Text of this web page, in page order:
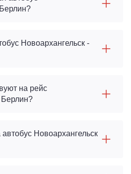
Новоархангельск -
на рейс
Берлин?
автобус Новоархангельск